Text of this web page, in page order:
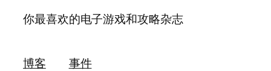
你最喜欢的电子游戏和攻略杂志
博客
事件